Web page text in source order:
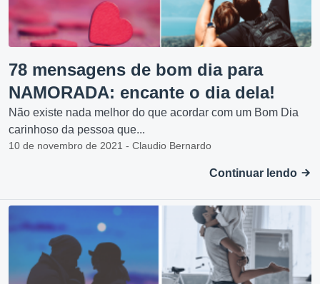
78 mensagens de bom dia para
NAMORADA: encante o dia dela!
Não existe nada melhor do que acordar com um Bom Dia
carinhoso da pessoa que...
10 de novembro de 2021 - Claudio Bernardo
Continuar lendo